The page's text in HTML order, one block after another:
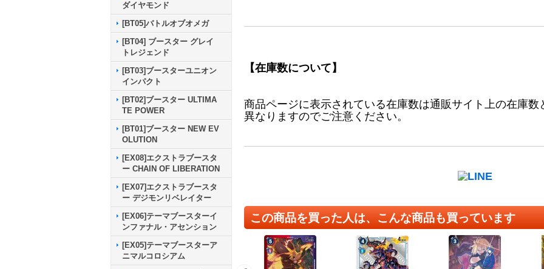
ダイヤモンド
[BT05]バトルオブオメガ
[BT04] ブースター グレイ
トレジェンド
[BT03]ブースターユニオン
インパクト
[BT02]ブースター ULTIMA
TE POWER
[BT01]ブースター NEW EV
OLUTION
[EX08]エクストラブースタ
ー CHAIN OF LIBERATION
[EX07]エクストラブースタ
ー デジモンリベレイター
[EX06]テーマブースターイ
ンファナル・アセンション
[EX05]テーマブースターア
ニマルコロシアム
【在庫数について】
商品ページに表示されている在庫数は通販サイト上の在庫
異なりますのでご注意ください。
この商品を買った人は、こんな商品も買っています